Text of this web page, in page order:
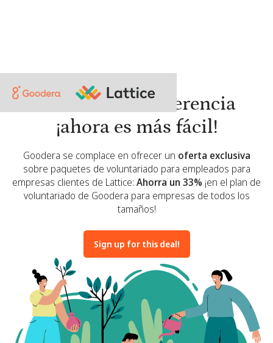
Marcando la diferencia
¡ahora es más fácil!
Goodera se complace en ofrecer un oferta exclusiva
sobre paquetes de voluntariado para empleados para
empresas clientes de Lattice: Ahorra un 33% ¡en el plan de
voluntariado de Goodera para empresas de todos los
tamaños!
Sign up for this deal!